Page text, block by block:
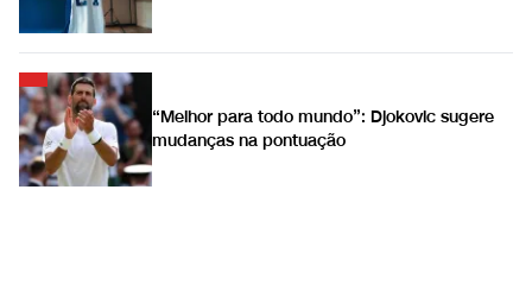
“Melhor para todo mundo”: Djokovic sugere
mudanças na pontuação